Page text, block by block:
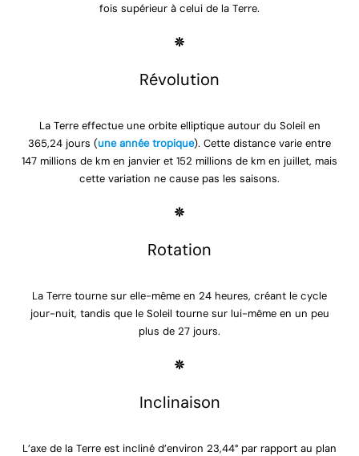
fois supérieur à celui de la Terre.
Révolution
La Terre effectue une orbite elliptique autour du Soleil en
365,24 jours (une année tropique). Cette distance varie entre
147 millions de km en janvier et 152 millions de km en juillet, mais
cette variation ne cause pas les saisons.
Rotation
La Terre tourne sur elle-même en 24 heures, créant le cycle
jour-nuit, tandis que le Soleil tourne sur lui-même en un peu
plus de 27 jours.
Inclinaison
L’axe de la Terre est incliné d’environ 23,44° par rapport au plan